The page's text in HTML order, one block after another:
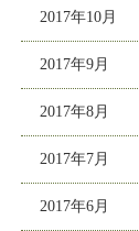
2017年10月
2017年9月
2017年8月
2017年7月
2017年6月